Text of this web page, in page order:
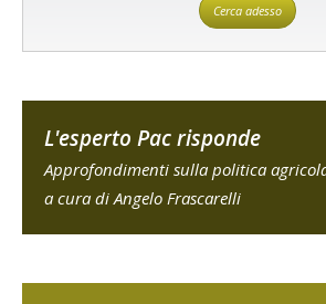
Cerca adesso
L'esperto Pac risponde
Approfondimenti sulla politica
a cura di Angelo Frascarelli